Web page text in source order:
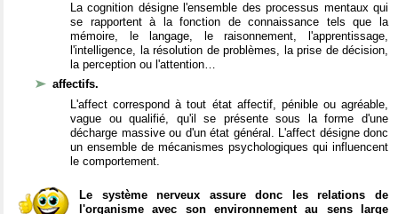
La cognition désigne l'ensemble des processus mentaux qui
se rapportent à la fonction de connaissance tels que la
mémoire, le langage, le raisonnement, l'apprentissage,
l'intelligence, la résolution de problèmes, la prise de décision,
la perception ou l'attention…
affectifs.
L'affect correspond à tout état affectif, pénible ou agréable,
vague ou qualifié, qu'il se présente sous la forme d'une
décharge massive ou d'un état général. L'affect désigne donc
un ensemble de mécanismes psychologiques qui influencent
le comportement.
Le système nerveux assure donc les relations de
l'organisme avec son environnement au sens large